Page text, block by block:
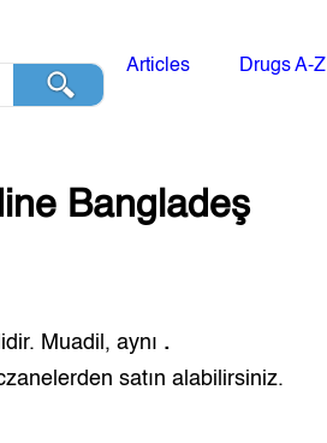
Articles Drugs A-Z
Bangladeş
Muadil, aynı .
satın alabilirsiniz.